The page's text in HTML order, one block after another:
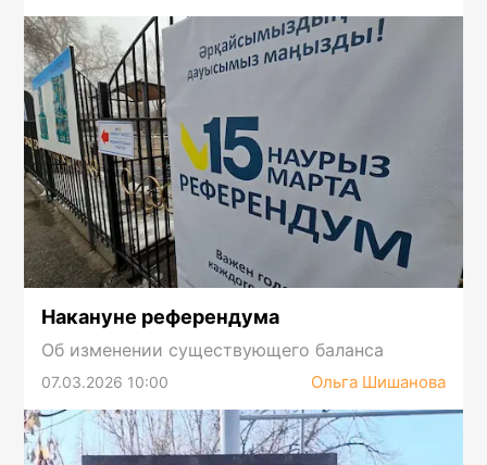
Накануне референдума
Об изменении существующего баланса
07.03.2026 10:00 Ольга Шишанова